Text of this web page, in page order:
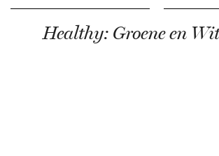
Healthy: Groene en